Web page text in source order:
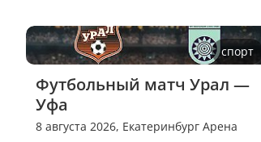
спорт
Футбольный матч Урал —
Уфа
8 августа 2026, Екатеринбург Арена